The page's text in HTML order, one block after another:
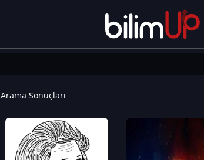
Arama Sonuçları